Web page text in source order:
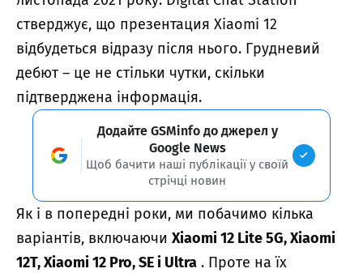
стверджує, що презентация Xiaomi 12
відбудеться відразу після нього. Грудневий
дебют – це не стільки чутки, скільки
підтверджена інформація.
Додайте GSMinfo до джерел у
Google News
Щоб бачити наші публікації у своїй
стрічці новин
Як і в попередні роки, ми побачимо кілька
варіантів, включаючи Xiaomi 12 Lite 5G, Xiaomi
12T, Xiaomi 12 Pro, SE і Ultra . Проте на їх